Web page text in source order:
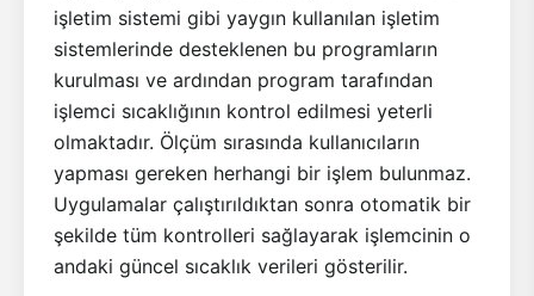
işletim sistemi gibi yaygın kullanılan işletim
sistemlerinde desteklenen bu programların
kurulması ve ardından program tarafından
işlemci sıcaklığının kontrol edilmesi yeterli
olmaktadır. Ölçüm sırasında kullanıcıların
yapması gereken herhangi bir işlem bulunmaz.
Uygulamalar çalıştırıldıktan sonra otomatik bir
şekilde tüm kontrolleri sağlayarak işlemcinin o
andaki güncel sıcaklık verileri gösterilir.